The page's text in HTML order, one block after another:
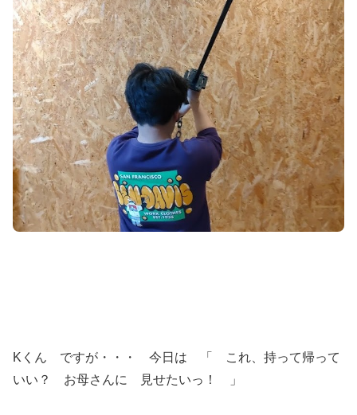
Kくん ですが・・・ 今日は 「 これ、持って帰って
いい？ お母さんに 見せたいっ！ 」